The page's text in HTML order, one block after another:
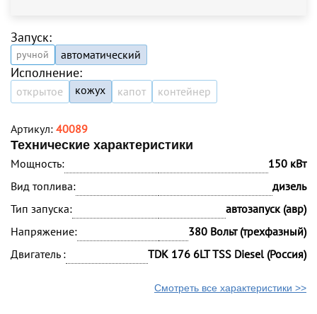
Запуск:
ручной автоматический
Исполнение:
открытое кожух капот контейнер
Артикул: 40089
Технические характеристики
Мощность:
150 кВт
Вид топлива:
дизель
Тип запуска:
автозапуск (авр)
Напряжение:
380 Вольт (трехфазный)
Двигатель :
TDK 176 6LT TSS Diesel (Россия)
Смотреть все характеристики >>